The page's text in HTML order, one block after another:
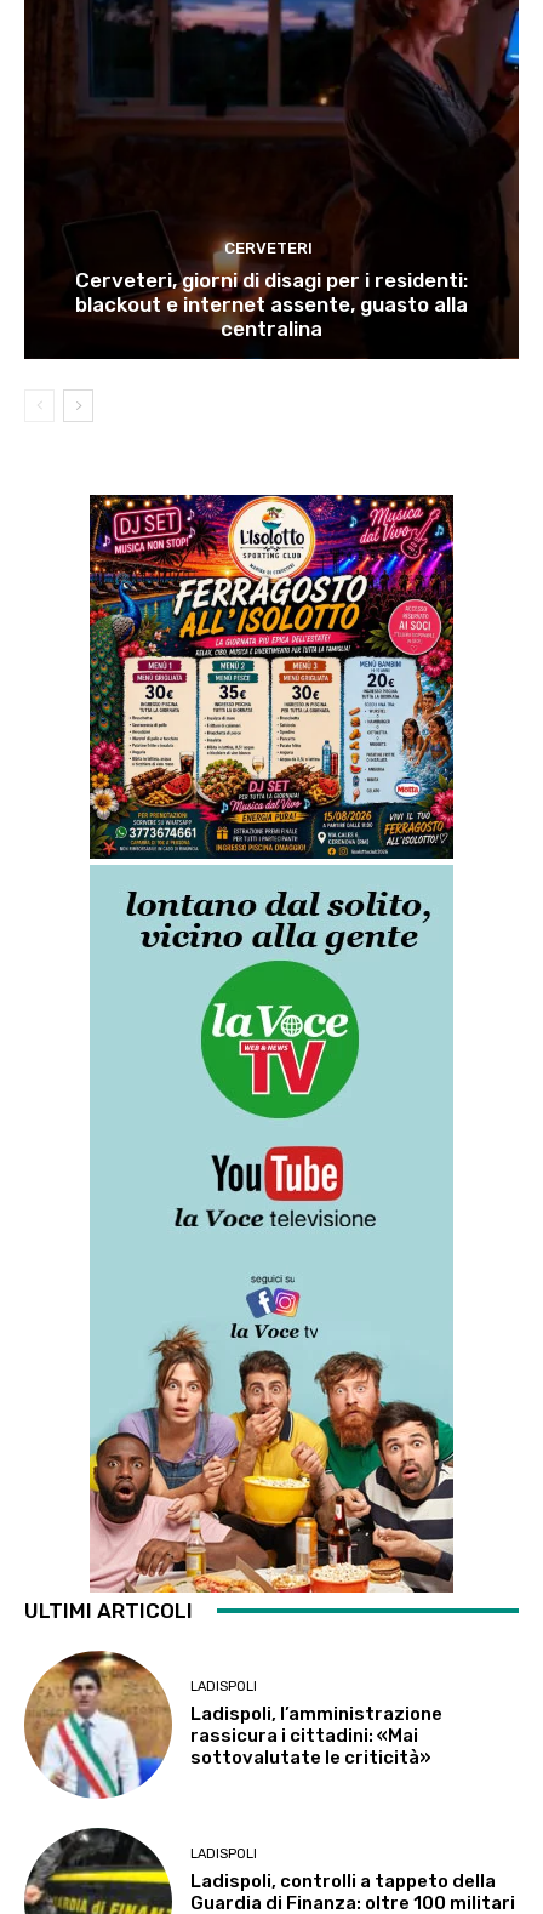
CERVETERI
Cerveteri, giorni di disagi per i residenti:
blackout e internet assente, guasto alla
centralina
ULTIMI ARTICOLI
LADISPOLI
Ladispoli, l’amministrazione
rassicura i cittadini: «Mai
sottovalutate le criticità»
LADISPOLI
Ladispoli, controlli a tappeto della
Guardia di Finanza: oltre 100 militari